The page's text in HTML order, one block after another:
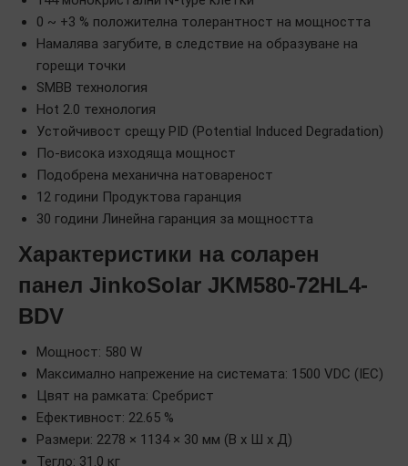
0 ~ +3 % положителна толерантност на мощността
Намалява загубите, в следствие на образуване на
горещи точки
SMBB технология
Hot 2.0 технология
Устойчивост срещу PID (Potential Induced Degradation)
По-висока изходяща мощност
Подобрена механична натовареност
12 години Продуктова гаранция
30 години Линейна гаранция за мощността
Характеристики на соларен
панел JinkoSolar JKM580-72HL4-
BDV
Мощност: 580 W
Максимално напрежение на системата: 1500 VDC (IEC)
Цвят на рамката: Сребрист
Ефективност: 22.65 %
Размери: 2278 × 1134 × 30 мм (В x Ш x Д)
Тегло: 31.0 кг